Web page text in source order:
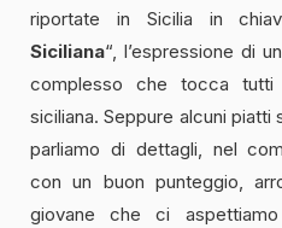
riportate in Sicilia in
Siciliana“, l’espressione di
complesso che tocca tutti
siciliana. Seppure alcuni piatti
parliamo di dettagli, nel
con un buon punteggio,
giovane che ci